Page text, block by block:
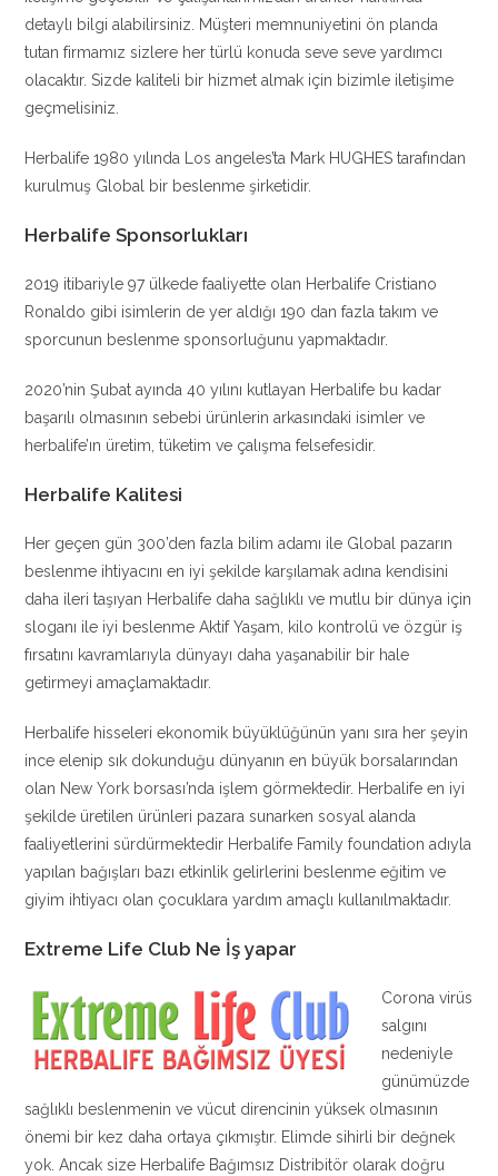
detaylı bilgi alabilirsiniz. Müşteri memnuniyetini ön planda
tutan firmamız sizlere her türlü konuda seve seve yardımcı
olacaktır. Sizde kaliteli bir hizmet almak için bizimle iletişime
geçmelisiniz.
Herbalife 1980 yılında Los angeles’ta Mark HUGHES tarafından
kurulmuş Global bir beslenme şirketidir.
Herbalife Sponsorlukları
2019 itibariyle 97 ülkede faaliyette olan Herbalife Cristiano
Ronaldo gibi isimlerin de yer aldığı 190 dan fazla takım ve
sporcunun beslenme sponsorluğunu yapmaktadır.
2020’nin Şubat ayında 40 yılını kutlayan Herbalife bu kadar
başarılı olmasının sebebi ürünlerin arkasındaki isimler ve
herbalife’ın üretim, tüketim ve çalışma felsefesidir.
Herbalife Kalitesi
Her geçen gün 300’den fazla bilim adamı ile Global pazarın
beslenme ihtiyacını en iyi şekilde karşılamak adına kendisini
daha ileri taşıyan Herbalife daha sağlıklı ve mutlu bir dünya için
sloganı ile iyi beslenme Aktif Yaşam, kilo kontrolü ve özgür iş
fırsatını kavramlarıyla dünyayı daha yaşanabilir bir hale
getirmeyi amaçlamaktadır.
Herbalife hisseleri ekonomik büyüklüğünün yanı sıra her şeyin
ince elenip sık dokunduğu dünyanın en büyük borsalarından
olan New York borsası’nda işlem görmektedir. Herbalife en iyi
şekilde üretilen ürünleri pazara sunarken sosyal alanda
faaliyetlerini sürdürmektedir Herbalife Family foundation adıyla
yapılan bağışları bazı etkinlik gelirlerini beslenme eğitim ve
giyim ihtiyacı olan çocuklara yardım amaçlı kullanılmaktadır.
Extreme Life Club Ne İş yapar
Corona virüs
salgını
nedeniyle
günümüzde
sağlıklı beslenmenin ve vücut direncinin yüksek olmasının
önemi bir kez daha ortaya çıkmıştır. Elimde sihirli bir değnek
yok. Ancak size Herbalife Bağımsız Distribitör olarak doğru